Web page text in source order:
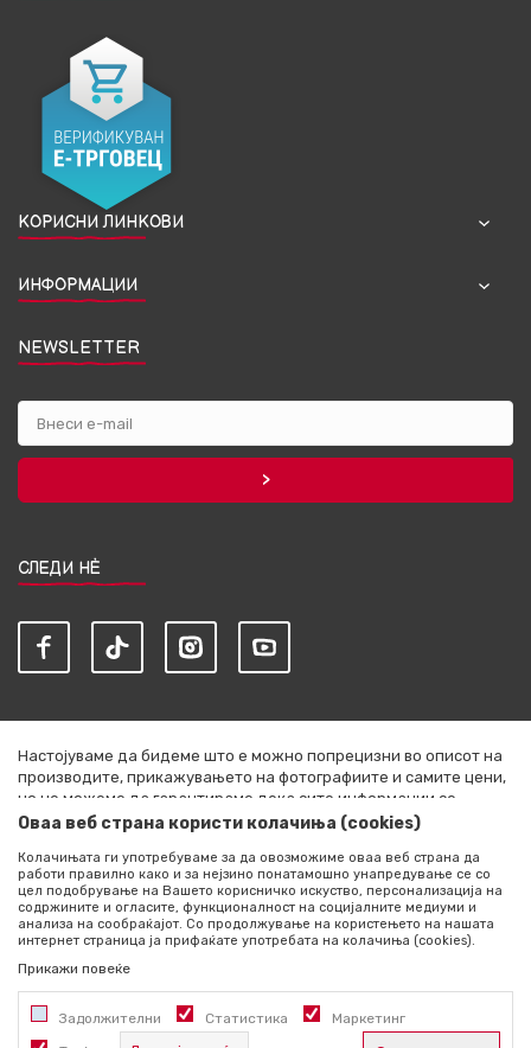
КОРИСНИ ЛИНКОВИ
ИНФОРМАЦИИ
NEWSLETTER
СЛЕДИ НЀ
Настојуваме да бидеме што е можно попрецизни во описот на
производите, прикажувањето на фотографиите и самите цени,
но не можеме да гарантираме дека сите информации се
комплетни и без грешки. Сите артикли прикажани на сајтот се
секој момент. Расположливоста на производите можете да ја
проверите со повик на +389 76 444 490
©2026 literatura.mk, Изработено одNB SOFT. Сите права
задржани.
Оваа веб страна користи колачиња (cookies)
Колачињата ги употребуваме за да овозможиме оваа веб страна да
работи правилно како и за нејзино понатамошно унапредување се со
цел подобрување на Вашето корисничко искуство, персонализација на
содржините и огласите, функционалност на социјалните медиуми и
анализа на сообраќајот. Со продолжување на користењето на нашата
интернет страница ја прифаќате употребата на колачиња (cookies).
Прикажи повеќе
Задолжителни Статистика Маркетинг